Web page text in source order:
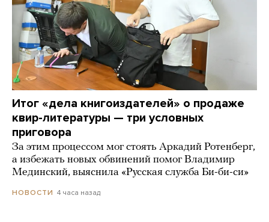
Итог «дела книгоиздателей» о продаже
квир-литературы — три условных
приговора
За этим процессом мог стоять Аркадий Ротенберг,
а избежать новых обвинений помог Владимир
Мединский, выяснила «Русская служба Би-би-си»
НОВОСТИ 4 часа назад